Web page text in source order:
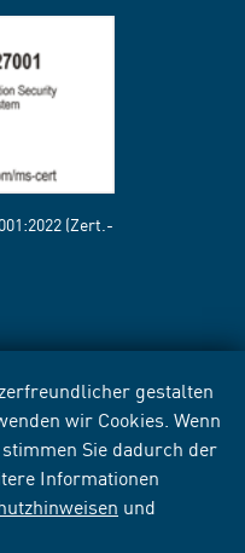
gestalten
wir Cookies. Wenn
Sie dadurch der
Informationen
und
(Zert.-